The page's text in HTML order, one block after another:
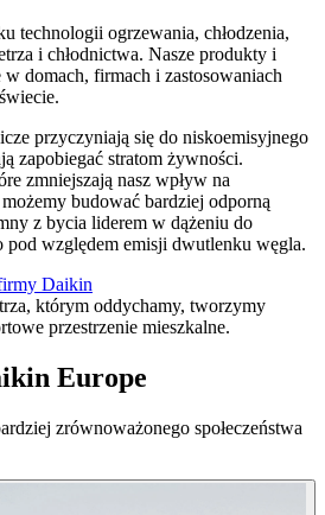
technologii ogrzewania, chłodzenia,
i chłodnictwa. Nasze produkty i
domach, firmach i zastosowaniach
przyczyniają się do niskoemisyjnego
zapobiegać stratom żywności.
zmniejszają nasz wpływ na
budować bardziej odporną
z bycia liderem w dążeniu do
pod względem emisji dwutlenku węgla.
Daikin
którym oddychamy, tworzymy
przestrzenie mieszkalne.
Europe
zrównoważonego społeczeństwa